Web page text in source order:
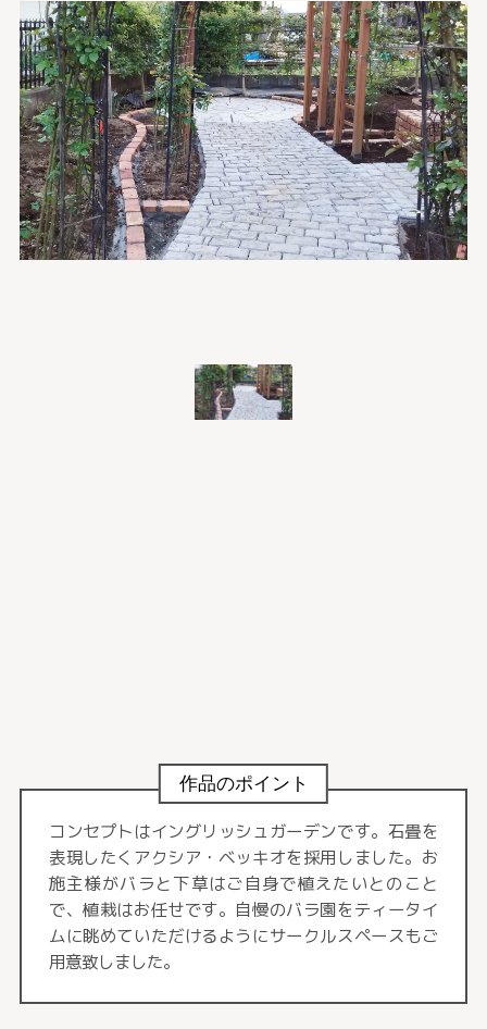
作品のポイント
コンセプトはイングリッシュガーデンです。石畳を
表現したくアクシア・ベッキオを採用しました。お
施主様がバラと下草はご自身で植えたいとのこと
で、植栽はお任せです。自慢のバラ園をティータイ
ムに眺めていただけるようにサークルスペースもご
用意致しました。